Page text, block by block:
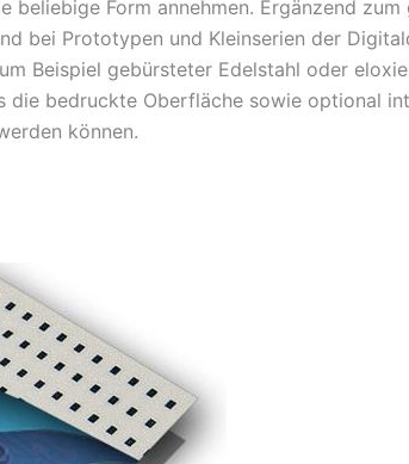
beliebige Form annehmen. Ergänzend zum
bei Prototypen und Kleinserien der
Beispiel gebürsteter Edelstahl oder
die bedruckte Oberfläche sowie optional
können.